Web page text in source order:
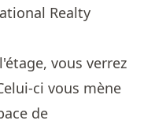
Realty
vous verrez
ci vous mène
de